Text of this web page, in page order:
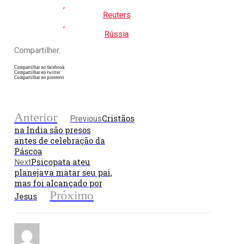
,
Reuters
,
Rússia
Compartilher:
Compartilhar no facebook
Compartilhar no twitter
Compartilhar no pinterest
Anterior PreviousCristãos
na Índia são presos
antes de celebração da
Páscoa
NextPsicopata ateu
planejava matar seu pai,
mas foi alcançado por
Jesus
Próximo